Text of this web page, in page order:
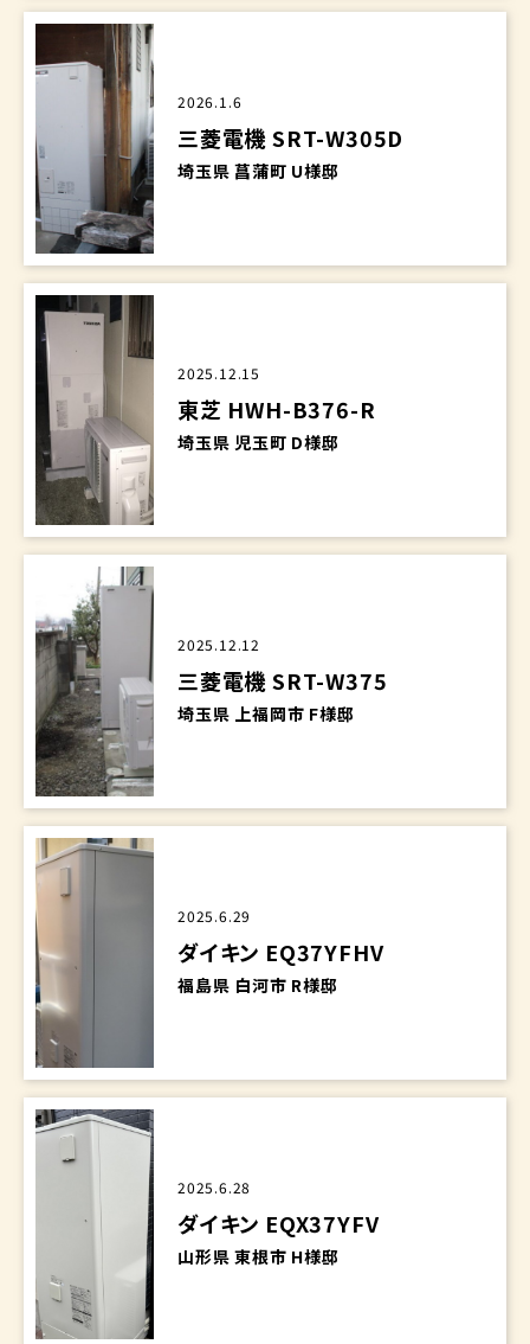
2026.1.6
三菱電機 SRT-W305D
埼玉県 菖蒲町 U様邸
2025.12.15
東芝 HWH-B376-R
埼玉県 児玉町 D様邸
2025.12.12
三菱電機 SRT-W375
埼玉県 上福岡市 F様邸
2025.6.29
ダイキン EQ37YFHV
福島県 白河市 R様邸
2025.6.28
ダイキン EQX37YFV
山形県 東根市 H様邸